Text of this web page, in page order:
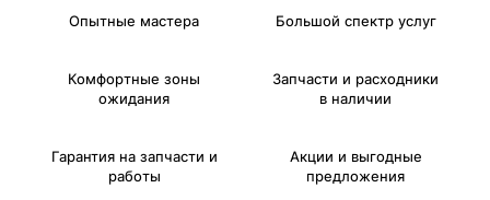
Опытные мастера Большой спектр услуг
Комфортные зоны
ожидания
Запчасти и расходники
в наличии
Гарантия на запчасти и
работы
Акции и выгодные
предложения